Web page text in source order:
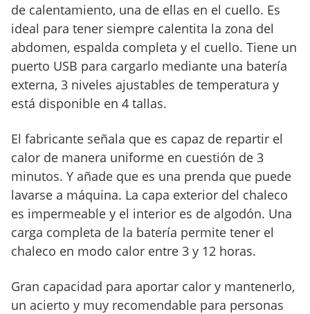
de calentamiento, una de ellas en el cuello. Es
ideal para tener siempre calentita la zona del
abdomen, espalda completa y el cuello. Tiene un
puerto USB para cargarlo mediante una batería
externa, 3 niveles ajustables de temperatura y
está disponible en 4 tallas.
El fabricante señala que es capaz de repartir el
calor de manera uniforme en cuestión de 3
minutos. Y añade que es una prenda que puede
lavarse a máquina. La capa exterior del chaleco
es impermeable y el interior es de algodón. Una
carga completa de la batería permite tener el
chaleco en modo calor entre 3 y 12 horas.
Gran capacidad para aportar calor y mantenerlo,
un acierto y muy recomendable para personas